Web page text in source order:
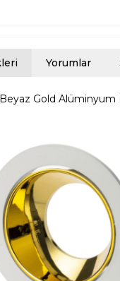
Yorumlar
Gold Alüminyum